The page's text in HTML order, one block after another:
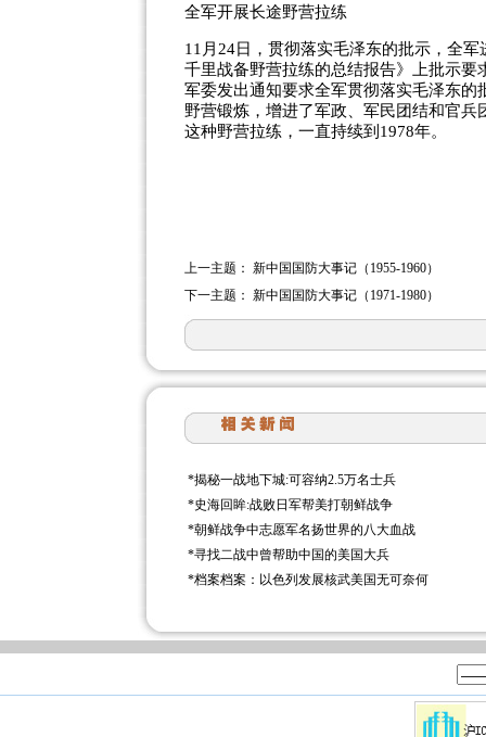
全军开展长途野营拉练
11月24日，贯彻落实毛泽东的批示，全
千里战备野营拉练的总结报告》上批示
军委发出通知要求全军贯彻落实毛泽东
野营锻炼，增进了军政、军民团结和官
这种野营拉练，一直持续到1978年。
上一主题： 新中国国防大事记（1955-1960）
下一主题： 新中国国防大事记（1971-1980）
*揭秘一战地下城:可容纳2.5万名士兵
*史海回眸:战败日军帮美打朝鲜战争
*朝鲜战争中志愿军名扬世界的八大血战
*寻找二战中曾帮助中国的美国大兵
*档案档案：以色列发展核武美国无可奈何